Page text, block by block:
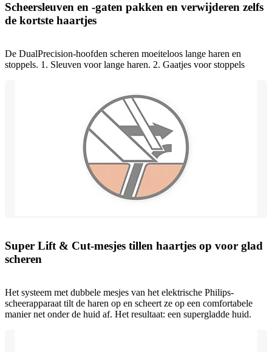
Scheersleuven en -gaten pakken en verwijderen zelfs
de kortste haartjes
De DualPrecision-hoofden scheren moeiteloos lange haren en
stoppels. 1. Sleuven voor lange haren. 2. Gaatjes voor stoppels
Super Lift & Cut-mesjes tillen haartjes op voor glad
scheren
Het systeem met dubbele mesjes van het elektrische Philips-
scheerapparaat tilt de haren op en scheert ze op een comfortabele
manier net onder de huid af. Het resultaat: een supergladde huid.